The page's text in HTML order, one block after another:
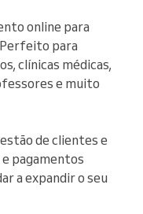
online para
para
clínicas médicas,
e muito
de clientes e
pagamentos
a expandir o seu